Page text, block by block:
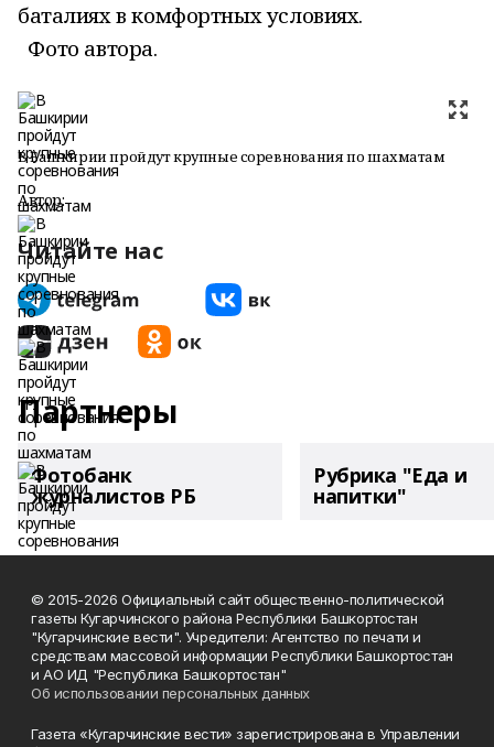
баталиях в комфортных условиях.
Фото автора.
В Башкирии пройдут крупные соревнования по шахматам
Автор:
Читайте нас
Партнеры
Фотобанк
журналистов РБ
Рубрика "Еда и
напитки"
© 2015-2026 Официальный сайт общественно-политической
газеты Кугарчинского района Республики Башкортостан
"Кугарчинские вести". Учредители: Агентство по печати и
средствам массовой информации Республики Башкортостан
и АО ИД "Республика Башкортостан"
Об использовании персональных данных
Газета «Кугарчинские вести» зарегистрирована в Управлении